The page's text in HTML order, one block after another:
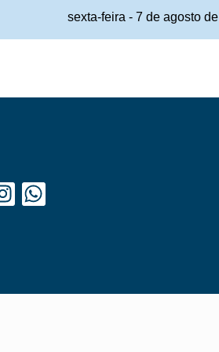
sexta-feira - 7 de agosto de